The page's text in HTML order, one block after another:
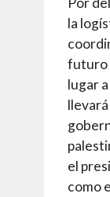
la
futuro
lugar
el
como